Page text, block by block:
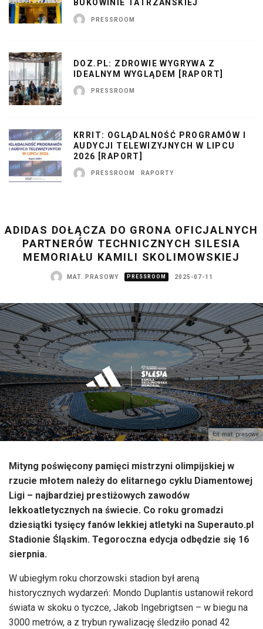
BUKOWINIE TATRZAŃSKIEJ
PRESSROOM
DOZ.PL: ZDROWIE WYGRYWA Z
IDEALNYM WYGLĄDEM [RAPORT]
PRESSROOM
KRRIT: OGLĄDALNOŚĆ PROGRAMÓW I
AUDYCJI TELEWIZYJNYCH W LIPCU
2026 [RAPORT]
PRESSROOM RAPORTY
ADIDAS DOŁĄCZA DO GRONA OFICJALNYCH
PARTNERÓW TECHNICZNYCH SILESIA
MEMORIAŁU KAMILI SKOLIMOWSKIEJ
MAT. PRASOWY PRESSROOM 2025-07-11
fot. mat. prasowe
Mityng poświęcony pamięci mistrzyni olimpijskiej w
rzucie młotem należy do elitarnego cyklu Diamentowej
Ligi – najbardziej prestiżowych zawodów
lekkoatletycznych na świecie. Co roku gromadzi
dziesiątki tysięcy fanów lekkiej atletyki na Superauto.pl
Stadionie Śląskim. Tegoroczna edycja odbędzie się 16
sierpnia.
W ubiegłym roku chorzowski stadion był areną
historycznych wydarzeń: Mondo Duplantis ustanowił rekord
świata w skoku o tyczce, Jakob Ingebrigtsen – w biegu na
3000 metrów, a z trybun rywalizację śledziło ponad 42